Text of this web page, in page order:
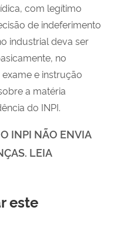
com legítimo
de indeferimento
industrial deva ser
no
e instrução
a matéria
do INPI.
INPI NÃO ENVIA
LEIA
este